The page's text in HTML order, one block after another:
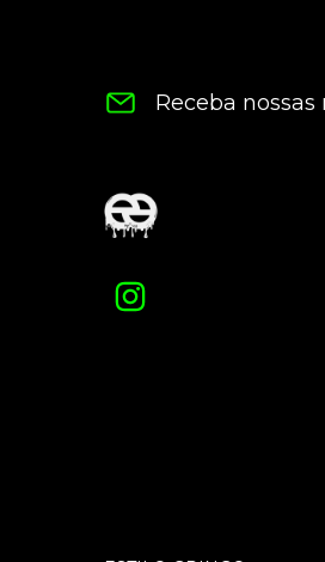
Receba nossas